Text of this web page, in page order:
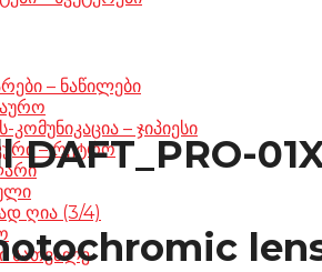
– ნაწილები
– ჯიპიესი
– რეტრო
ღია (3/4)
სათვალე
DAFT_PRO-